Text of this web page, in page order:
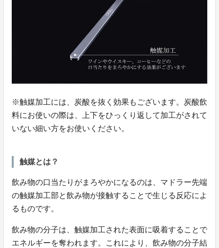
※触媒加工には、炭酸を抜く効果もございます。炭酸飲
料にお使いの際は、上下をひっくり返して加工がされて
いない細い方をお使いください。
触媒とは？
飲み物の口当たりがまろやかになるのは、マドラー先端
の触媒加工部と飲み物が接触することで生じる反応によ
るものです。
飲み物の分子は、触媒加工された表面に吸着することで
エネルギーを奪われます。これにより、飲み物の分子結